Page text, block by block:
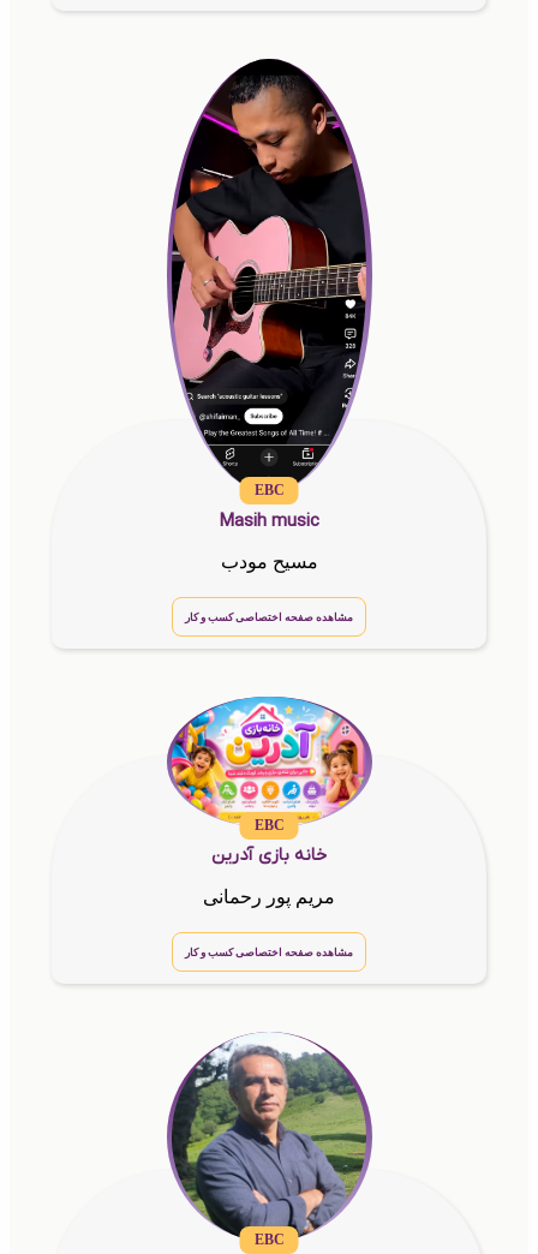
EBC
Masih music
مسیح مودب
مشاهده صفحه اختصاصی کسب و کار
EBC
خانه بازی آدرین
مریم پور رحمانی
مشاهده صفحه اختصاصی کسب و کار
EBC